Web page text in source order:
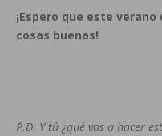
¡Espero que este
cosas buenas!
P.D. Y tú ¿qué vas a hacer